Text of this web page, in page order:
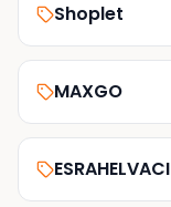
Shoplet
MAXGO
ESRAHELVACI